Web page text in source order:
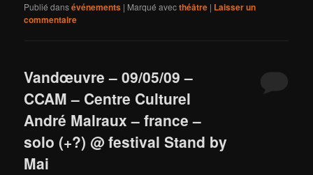
Publié dansévénements | Marqué avecthéâtre | Laisser un
commentaire
Vandœuvre – 09/05/09 –
CCAM – Centre Culturel
André Malraux – france –
solo (+?) @ festival Stand by
Mai